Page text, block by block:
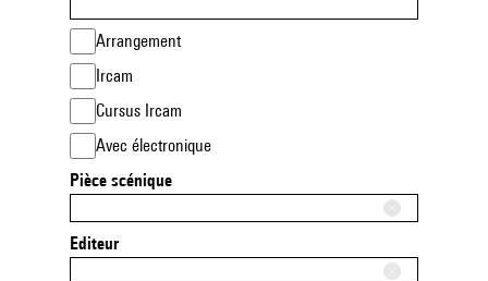
Arrangement
Ircam
Cursus Ircam
Avec électronique
Pièce scénique
Editeur